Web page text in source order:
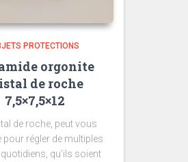
PROTECTIONS
orgonite
de roche
7,5×7,5×12
de roche, peut vous
pour régler de multiples
qu’ils soient